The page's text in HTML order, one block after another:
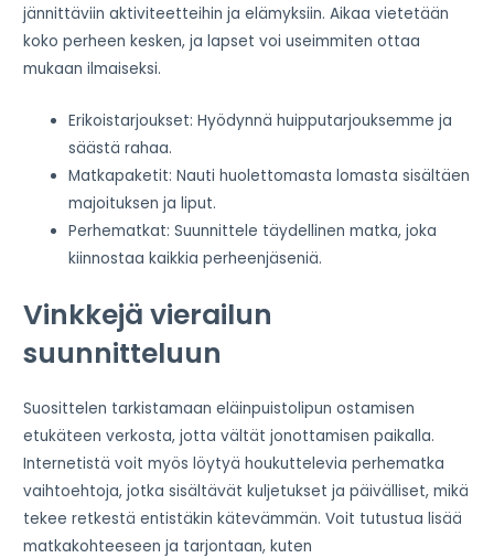
jännittäviin aktiviteetteihin ja elämyksiin. Aikaa vietetään
koko perheen kesken, ja lapset voi useimmiten ottaa
mukaan ilmaiseksi.
Erikoistarjoukset: Hyödynnä huipputarjouksemme ja
säästä rahaa.
Matkapaketit: Nauti huolettomasta lomasta sisältäen
majoituksen ja liput.
Perhematkat: Suunnittele täydellinen matka, joka
kiinnostaa kaikkia perheenjäseniä.
Vinkkejä vierailun
suunnitteluun
Suosittelen tarkistamaan eläinpuistolipun ostamisen
etukäteen verkosta, jotta vältät jonottamisen paikalla.
Internetistä voit myös löytyä houkuttelevia perhematka
vaihtoehtoja, jotka sisältävät kuljetukset ja päivälliset, mikä
tekee retkestä entistäkin kätevämmän. Voit tutustua lisää
matkakohteeseen ja tarjontaan, kuten